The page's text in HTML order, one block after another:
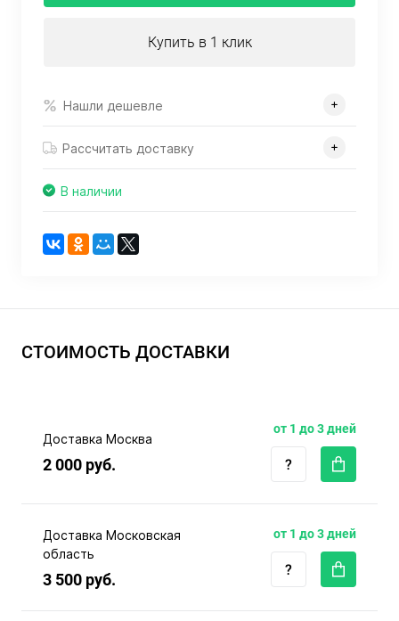
Купить в 1 клик
Нашли дешевле
Рассчитать доставку
В наличии
СТОИМОСТЬ ДОСТАВКИ
Доставка Москва
2 000 руб.
от 1 до 3 дней
Доставка Московская
область
3 500 руб.
от 1 до 3 дней